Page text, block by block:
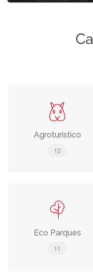
Agroturístico
12
Eco Parques
11